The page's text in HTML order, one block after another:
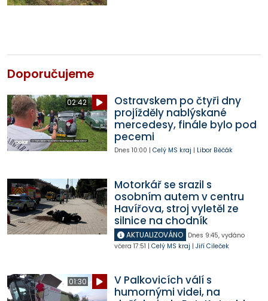
Doporučujeme
02:42
Ostravskem po čtyři dny
projížděly nablýskané
mercedesy, finále bylo pod
pecemi
Dnes 10:00 | Celý MS kraj | Libor Běčák
Motorkář se srazil s
osobním autem v centru
Havířova, stroj vyletěl ze
silnice na chodník
AKTUALIZOVÁNO Dnes 9:45, vydáno
včera 17:51 | Celý MS kraj | Jiří Cileček
01:30
V Palkovicích válí s
humornými videi, na